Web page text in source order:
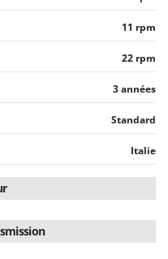
11 rpm
22 rpm
3 années
Standard
Italie
1.5 HP